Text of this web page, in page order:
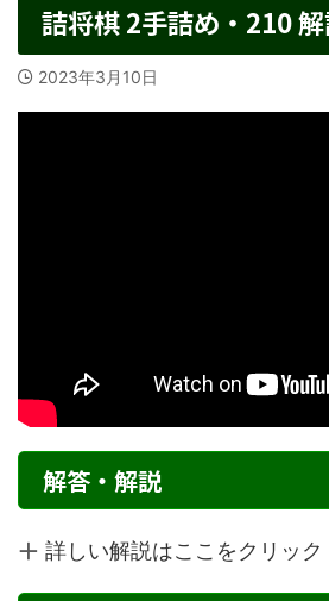
詰将棋 2手詰め・210
2023年3月10日
解答・解説
詳しい解説はここをクリック